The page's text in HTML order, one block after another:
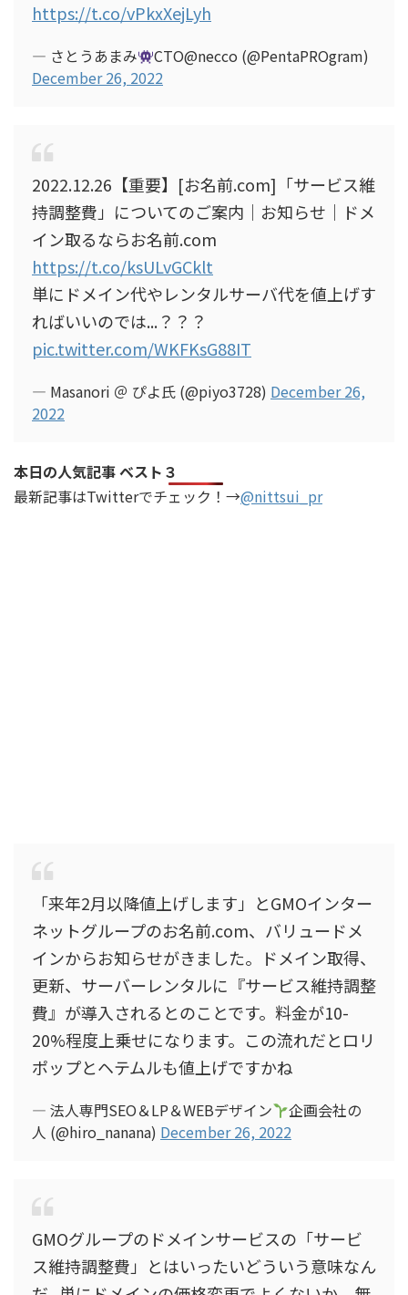
https://t.co/vPkxXejLyh
— さとうあまみ
CTO@necco (@PentaPROgram)
December 26, 2022
2022.12.26【重要】[お名前.com]「サービス維
持調整費」についてのご案内｜お知らせ｜ドメ
イン取るならお名前.com
https://t.co/ksULvGCklt
単にドメイン代やレンタルサーバ代を値上げす
ればいいのでは...？？？
pic.twitter.com/WKFKsG88IT
— Masanori ＠ ぴよ氏 (@piyo3728) December 26,
2022
本日の人気記事 ベスト３
最新記事はTwitterでチェック！→@nittsui_pr
「来年2月以降値上げします」とGMOインター
ネットグループのお名前.com、バリュードメ
インからお知らせがきました。ドメイン取得、
更新、サーバーレンタルに『サービス維持調整
費』が導入されるとのことです。料金が10-
20%程度上乗せになります。この流れだとロリ
ポップとヘテムルも値上げですかね
— 法人専門SEO＆LP＆WEBデザイン
企画会社の
人 (@hiro_nanana) December 26, 2022
GMOグループのドメインサービスの「サービ
ス維持調整費」とはいったいどういう意味なん